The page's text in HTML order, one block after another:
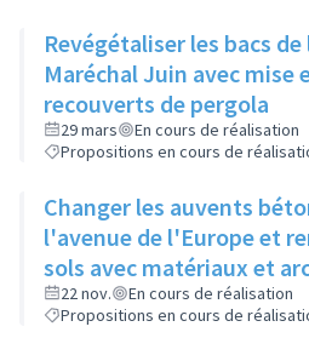
Revégétaliser les bacs
Maréchal Juin avec mise
recouverts de pergola
29 mars
En cours de réalisation
Propositions en cours de
Changer les auvents
l'avenue de l'Europe et
sols avec matériaux et
attractifs
22 nov.
En cours de réalisation
Propositions en cours de